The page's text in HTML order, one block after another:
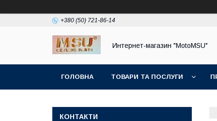
+380 (50) 721-86-14
Интернет-магазин "MotoMSU"
ГОЛОВНА ТОВАРИ ТА ПОСЛУГИ
КОНТАКТИ